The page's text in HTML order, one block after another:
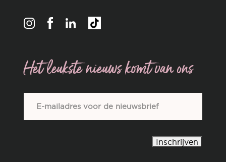
Het leukste nieuws komt van ons
mailadres*
Inschrijven